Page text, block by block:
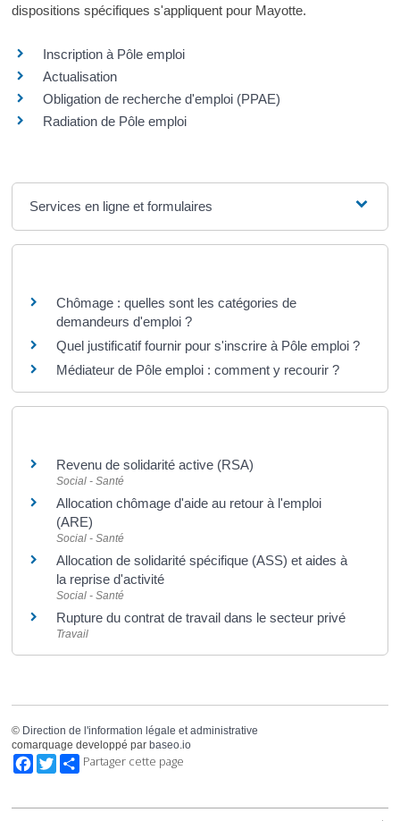
dispositions spécifiques s'appliquent pour Mayotte.
Inscription à Pôle emploi
Actualisation
Obligation de recherche d'emploi (PPAE)
Radiation de Pôle emploi
Services en ligne et formulaires
Chômage : quelles sont les catégories de
demandeurs d'emploi ?
Quel justificatif fournir pour s'inscrire à Pôle emploi ?
Médiateur de Pôle emploi : comment y recourir ?
Revenu de solidarité active (RSA)
Social - Santé
Allocation chômage d'aide au retour à l'emploi
(ARE)
Social - Santé
Allocation de solidarité spécifique (ASS) et aides à
la reprise d'activité
Social - Santé
Rupture du contrat de travail dans le secteur privé
Travail
© Direction de l'information légale et administrative
comarquage developpé par baseo.io
Facebook
TwitterPartager cette page